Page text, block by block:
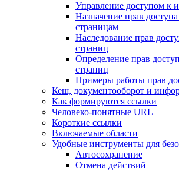
Управление доступом к
Назначение прав
страницам
Наследование прав
страниц
Определение прав
страниц
Примеры работы прав
Кеш, документооборот и
Как формируются ссылки
Человеко-понятные URL
Короткие ссылки
Включаемые области
Удобные инструменты для
Автосохранение
Отмена действий